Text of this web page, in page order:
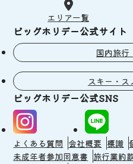
エリア一覧
ビッグホリデー公式サイト
国内旅行
スキー・ス
ビッグホリデー公式SNS
よくある質問 会社概要 標識
未成年者参加同意書 旅行業約